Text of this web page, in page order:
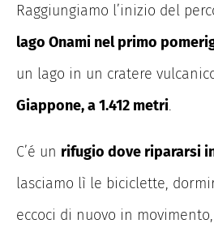
Raggiungiamo l’inizio del
lago Onami nel primo
un lago in un cratere
Giappone, a 1.412 metri.
C’é un rifugio dove ripararsi
lasciamo lì le biciclette,
eccoci di nuovo in